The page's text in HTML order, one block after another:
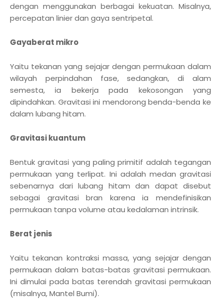
dengan menggunakan berbagai kekuatan. Misalnya,
percepatan linier dan gaya sentripetal.
Gayaberat mikro
Yaitu tekanan yang sejajar dengan permukaan dalam
wilayah perpindahan fase, sedangkan, di alam
semesta, ia bekerja pada kekosongan yang
dipindahkan. Gravitasi ini mendorong benda-benda ke
dalam lubang hitam.
Gravitasi kuantum
Bentuk gravitasi yang paling primitif adalah tegangan
permukaan yang terlipat. Ini adalah medan gravitasi
sebenarnya dari lubang hitam dan dapat disebut
sebagai gravitasi bran karena ia mendefinisikan
permukaan tanpa volume atau kedalaman intrinsik.
Berat jenis
Yaitu tekanan kontraksi massa, yang sejajar dengan
permukaan dalam batas-batas gravitasi permukaan.
Ini dimulai pada batas terendah gravitasi permukaan
(misalnya, Mantel Bumi).